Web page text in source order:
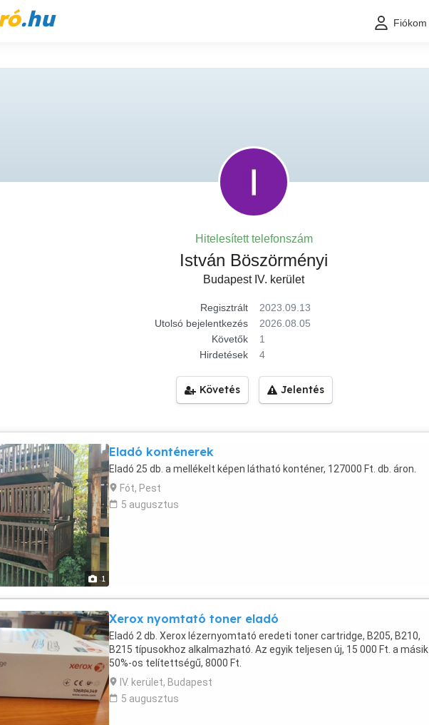
.hu Fiókom
Hitelesített telefonszám
István Böszörményi
Budapest IV. kerület
Regisztrált
2023.09.13
Utolsó bejelentkezés
2026.08.05
Követők
1
Hirdetések
4
Követés Jelentés
1
Eladó konténerek
Eladó 25 db. a mellékelt képen látható konténer, 127000 Ft. db. áron.
Fót, Pest
5 augusztus
Xerox nyomtató toner eladó
Eladó 2 db. Xerox lézernyomtató eredeti toner cartridge, B205, B210,
B215 típusokhoz alkalmazható. Az egyik teljesen új, 15 000 Ft. a másik
50%-os telítettségű, 8000 Ft.
IV. kerület, Budapest
5 augusztus